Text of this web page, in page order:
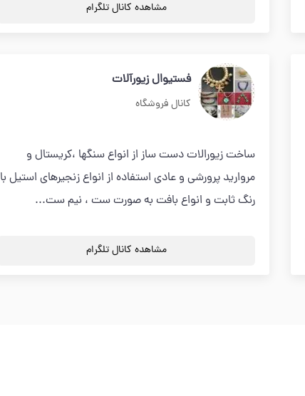
مشاهده کانال تلگرام
فستیوال زیورآلات
کانال فروشگاه
ساخت زیورالات دست ساز از انواع سنگها ،کریستال و
مروارید پرورشی و عادی استفاده از انواع زنجیرهای استیل با
رنگ ثابت و انواع بافت به صورت ست ، نیم ست...
مشاهده کانال تلگرام